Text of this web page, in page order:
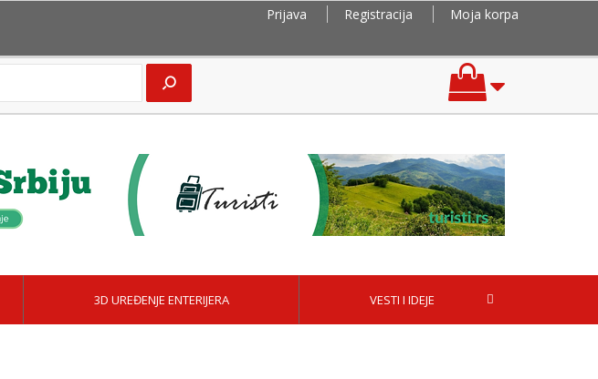
Prijava Registracija
Moja korpa
3D UREĐENJE ENTERIJERA VESTI I IDEJE